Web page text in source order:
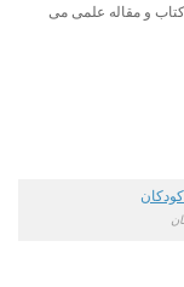
و مقاله علمی می